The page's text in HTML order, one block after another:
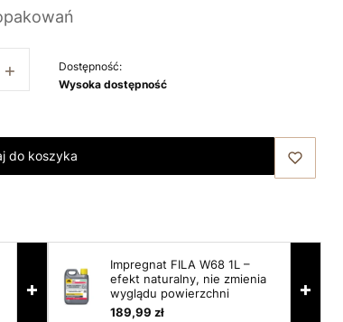
+
Dostępność:
Wysoka dostępność
do koszyka
+
Impregnat FILA W68 1L –
efekt naturalny, nie zmienia
wyglądu powierzchni
189,99 zł
+